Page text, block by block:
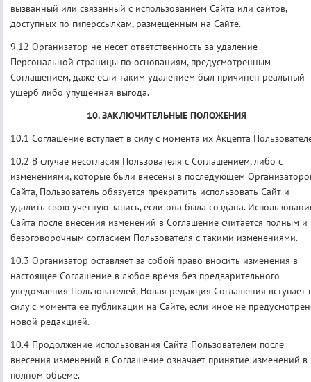
вызванный или связанный с использованием Сайта или сайтов,
доступных по гиперссылкам, размещенным на Сайте.
9.12 Организатор не несет ответственность за удаление
Персональной страницы по основаниям, предусмотренным
Соглашением, даже если таким удалением был причинен реальный
ущерб либо упущенная выгода.
10. ЗАКЛЮЧИТЕЛЬНЫЕ ПОЛОЖЕНИЯ
10.1 Соглашение вступает в силу с момента их Акцепта
10.2 В случае несогласия Пользователя с Соглашением, либо с
изменениями, которые были внесены в последующем
Сайта, Пользователь обязуется прекратить использовать Сайт и
удалить свою учетную запись, если она была создана.
Сайта после внесения изменений в Соглашение считается полным и
безоговорочным согласием Пользователя с такими изменениями.
10.3 Организатор оставляет за собой право вносить изменения в
настоящее Соглашение в любое время без предварительного
уведомления Пользователей. Новая редакция Соглашения вступает
силу с момента ее публикации на Сайте, если иное не
новой редакцией.
10.4 Продолжение использования Сайта Пользователем после
внесения изменений в Соглашение означает принятие изменений в
полном объеме.